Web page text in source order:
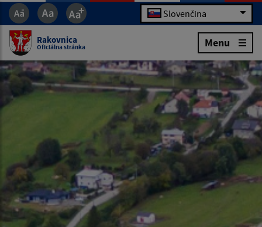
Slovenčina
Rakovnica
Oficiálna stránka Menu